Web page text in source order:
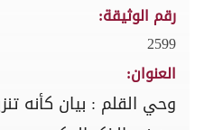
رقم الوثيقة:
2599
العنوان:
وحي القلم : بيان كأنه